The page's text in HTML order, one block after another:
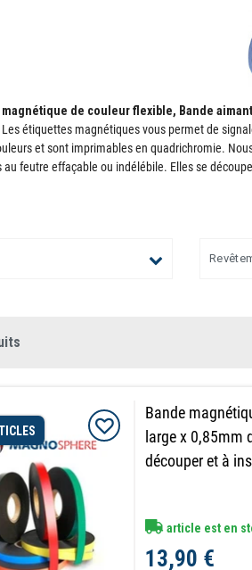
magnétique de couleur flexible, Bande
étiquettes magnétiques vous permet de
et sont imprimables en quadrichromie.
au feutre effaçable ou indélébile. Elles se
Bande
large x 0,85mm
découper et à
article est en
13,90 €